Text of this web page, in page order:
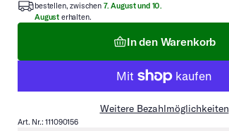
bestellen, zwischen 7. August und 10.
August erhalten.
In den Warenkorb
Weitere Bezahlmöglichkeiten
Art. Nr.: 111090156